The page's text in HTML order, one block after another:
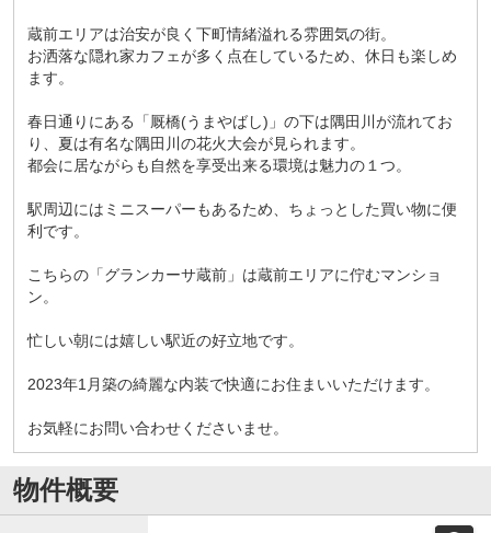
蔵前エリアは治安が良く下町情緒溢れる雰囲気の街。
お洒落な隠れ家カフェが多く点在しているため、休日も楽しめ
ます。
春日通りにある「厩橋(うまやばし)」の下は隅田川が流れてお
り、夏は有名な隅田川の花火大会が見られます。
都会に居ながらも自然を享受出来る環境は魅力の１つ。
駅周辺にはミニスーパーもあるため、ちょっとした買い物に便
利です。
こちらの「グランカーサ蔵前」は蔵前エリアに佇むマンショ
ン。
忙しい朝には嬉しい駅近の好立地です。
2023年1月築の綺麗な内装で快適にお住まいいただけます。
お気軽にお問い合わせくださいませ。
物件概要